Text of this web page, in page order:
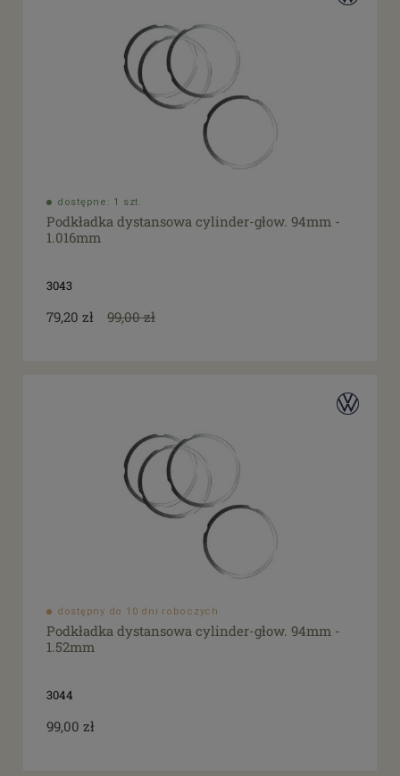
dostępne: 1 szt.
Podkładka dystansowa cylinder-głow. 94mm -
1.016mm
3043
79,20 zł 99,00 zł
dostępny do 10 dni roboczych
Podkładka dystansowa cylinder-głow. 94mm -
1.52mm
3044
99,00 zł